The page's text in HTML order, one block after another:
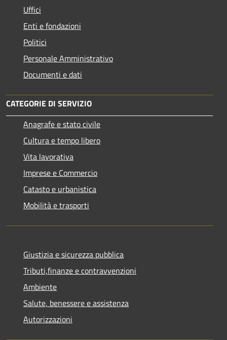
Uffici
Enti e fondazioni
Politici
Personale Amministrativo
Documenti e dati
CATEGORIE DI SERVIZIO
Anagrafe e stato civile
Cultura e tempo libero
Vita lavorativa
Imprese e Commercio
Catasto e urbanistica
Mobilità e trasporti
Giustizia e sicurezza pubblica
Tributi,finanze e contravvenzioni
Ambiente
Salute, benessere e assistenza
Autorizzazioni